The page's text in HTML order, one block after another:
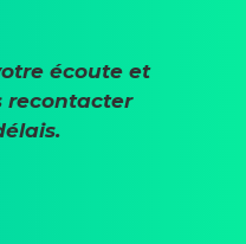
écoute et
recontacter